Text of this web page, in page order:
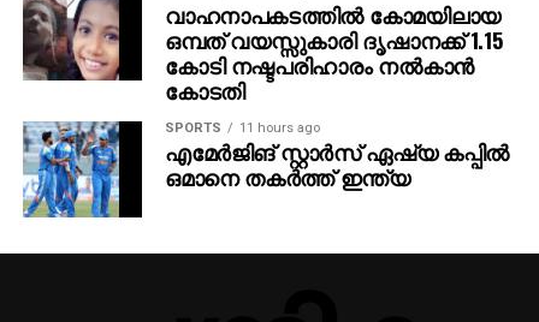
നിലപാടിന്റെ പേരില്‍ സിപിഎമ്മിന്റെ ഭീഷണിയാണ്
പയ്യന്നൂരില്‍ ബിഎല്‍ഒയുടെ ആത്മഹത്യയ്ക്ക്
കാരണമെന്നും കെസി വേണുഗോപാല്‍ പറഞ്ഞു.
വാഹനാപകടത്തില്‍ കോമയിലായ
ഒമ്പത് വയസ്സുകാരി ദൃഷാനക്ക് 1.15
കോടി നഷ്ടപരിഹാരം നല്‍കാന്‍
കോടതി
SPORTS 11 hours ago
എമേര്‍ജിങ് സ്റ്റാര്‍സ് ഏഷ്യ കപ്പില്‍
ഒമാനെ തകര്‍ത്ത് ഇന്ത്യ